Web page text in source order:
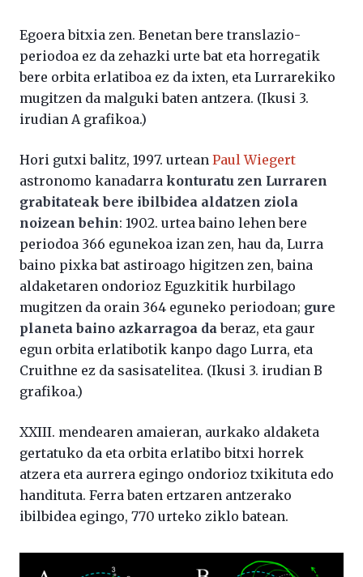
Egoera bitxia zen. Benetan bere translazio-
periodoa ez da zehazki urte bat eta horregatik
bere orbita erlatiboa ez da ixten, eta Lurrarekiko
mugitzen da malguki baten antzera. (Ikusi 3.
irudian A grafikoa.)
Hori gutxi balitz, 1997. urtean Paul Wiegert
astronomo kanadarra konturatu zen Lurraren
grabitateak bere ibilbidea aldatzen ziola
noizean behin: 1902. urtea baino lehen bere
periodoa 366 egunekoa izan zen, hau da, Lurra
baino pixka bat astiroago higitzen zen, baina
aldaketaren ondorioz Eguzkitik hurbilago
mugitzen da orain 364 eguneko periodoan; gure
planeta baino azkarragoa daberaz, eta gaur
egun orbita erlatibotik kanpo dago Lurra, eta
Cruithne ez da sasisatelitea. (Ikusi 3. irudian B
grafikoa.)
XXIII. mendearen amaieran, aurkako aldaketa
gertatuko da eta orbita erlatibo bitxi horrek
atzera eta aurrera egingo ondorioz txikituta edo
handituta. Ferra baten ertzaren antzerako
ibilbidea egingo, 770 urteko ziklo batean.